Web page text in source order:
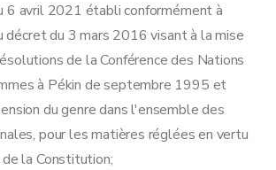
6 avril 2021 établi conformément à
décret du 3 mars 2016 visant à la mise
de la Conférence des Nations
à Pékin de septembre 1995 et
du genre dans l'ensemble des
pour les matières réglées en vertu
la Constitution;